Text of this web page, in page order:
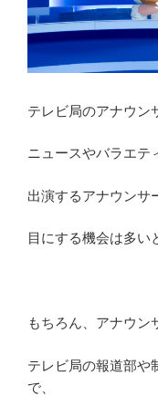
テレビ局のアナウン
ニュースやバラエテ
出演するアナウンサ
目にする機会は多い
もちろん、アナウン
テレビ局の報道部や
で、